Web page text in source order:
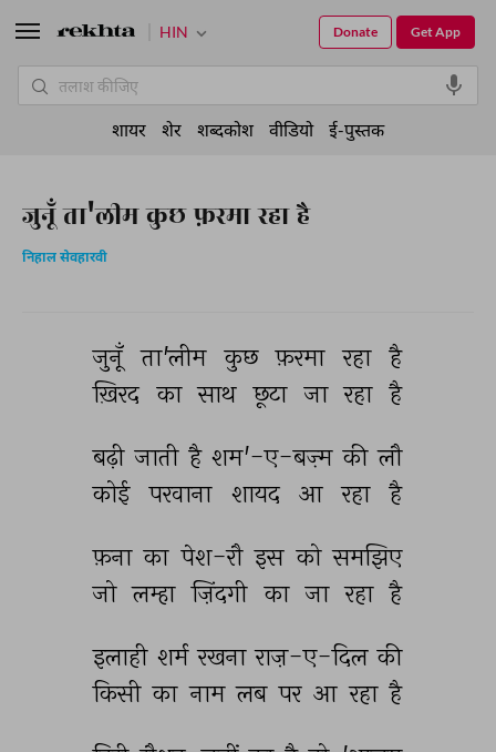
जुनूँ ता'लीम कुछ फ़रमा रहा है
निहाल सेवहारवी
जुनूँ ता'लीम कुछ फ़रमा रहा है
ख़िरद का साथ छूटा जा रहा है
बढ़ी जाती है शम'-ए-बज़्म की लौ
कोई परवाना शायद आ रहा है
फ़ना का पेश-रौ इस को समझिए
जो लम्हा ज़िंदगी का जा रहा है
इलाही शर्म रखना राज़-ए-दिल की
किसी का नाम लब पर आ रहा है
HIN Get App
Donate
शायर शेर शब्दकोश वीडियो ई-पुस्तक